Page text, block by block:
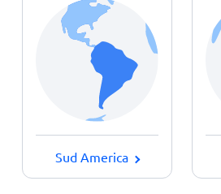
Sud America